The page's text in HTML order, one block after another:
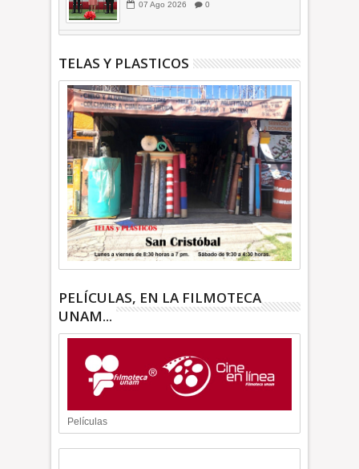
inauguran Feria de Empleo y
INFORMATIVA
07 Ago 2026 0
TELAS Y PLASTICOS
PELÍCULAS, EN LA FILMOTECA
UNAM...
Películas